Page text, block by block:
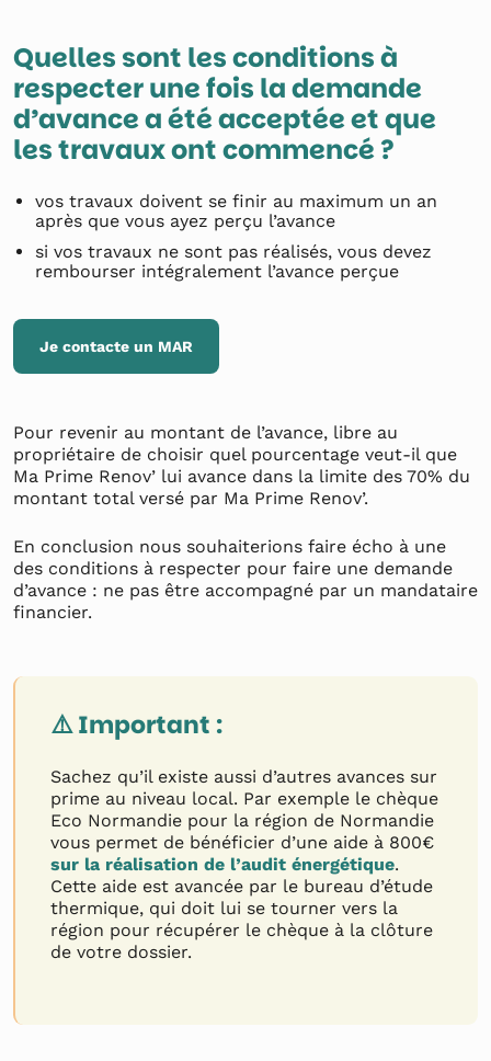
Quelles sont les conditions à
respecter une fois la demande
d’avance a été acceptée et que
les travaux ont commencé ?
vos travaux doivent se finir au maximum un an
après que vous ayez perçu l’avance
si vos travaux ne sont pas réalisés, vous devez
rembourser intégralement l’avance perçue
Je contacte un MAR
Pour revenir au montant de l’avance, libre au
propriétaire de choisir quel pourcentage veut-il que
Ma Prime Renov’ lui avance dans la limite des 70% du
montant total versé par Ma Prime Renov’.
En conclusion nous souhaiterions faire écho à une
des conditions à respecter pour faire une demande
d’avance : ne pas être accompagné par un mandataire
financier.
⚠️ Important :
Sachez qu’il existe aussi d’autres avances sur
prime au niveau local. Par exemple le chèque
Eco Normandie pour la région de Normandie
vous permet de bénéficier d’une aide à 800€
sur la réalisation de l’audit énergétique.
Cette aide est avancée par le bureau d’étude
thermique, qui doit lui se tourner vers la
région pour récupérer le chèque à la clôture
de votre dossier.